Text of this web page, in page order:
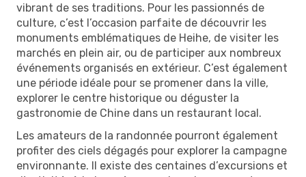
vibrant de ses traditions. Pour les passionnés de
culture, c’est l’occasion parfaite de découvrir les
monuments emblématiques de Heihe, de visiter les
marchés en plein air, ou de participer aux nombreux
événements organisés en extérieur. C’est également
une période idéale pour se promener dans la ville,
explorer le centre historique ou déguster la
gastronomie de Chine dans un restaurant local.
Les amateurs de la randonnée pourront également
profiter des ciels dégagés pour explorer la campagne
environnante. Il existe des centaines d’excursions et